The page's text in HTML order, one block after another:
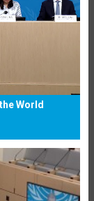
World